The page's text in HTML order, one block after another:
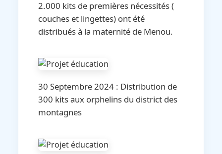
2.000 kits de premières nécessités (
couches et lingettes) ont été
distribués à la maternité de Menou.
30 Septembre 2024 : Distribution de
300 kits aux orphelins du district des
montagnes